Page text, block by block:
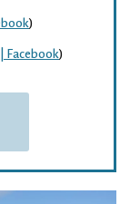
)
Facebook)